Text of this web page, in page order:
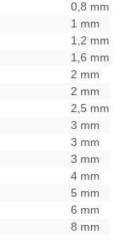
0,8 mm
1 mm
1,2 mm
1,6 mm
2 mm
2 mm
2,5 mm
3 mm
3 mm
3 mm
4 mm
5 mm
6 mm
8 mm